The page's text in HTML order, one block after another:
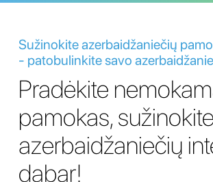
Sužinokite azerbaidžaniečių
- patobulinkite savo
Pradėkite
pamokas, sužinokite
azerbaidžaniečių
dabar!